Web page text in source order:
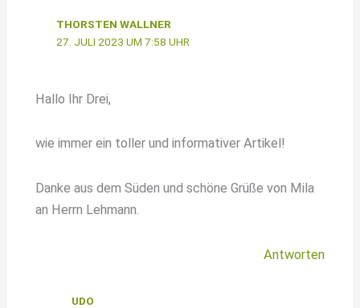
THORSTEN WALLNER
27. JULI 2023 UM 7:58 UHR
Hallo Ihr Drei,
wie immer ein toller und informativer Artikel!
Danke aus dem Süden und schöne Grüße von Mila
an Herrn Lehmann.
Antworten
UDO